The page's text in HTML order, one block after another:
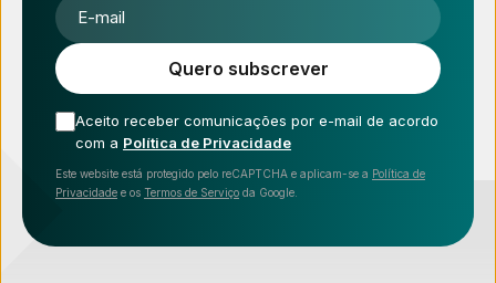
E-mail
Quero subscrever
Aceito receber comunicações por e-mail de acordo
com a Política de Privacidade
Este website está protegido pelo reCAPTCHA e aplicam-se a Política de
Privacidade e os Termos de Serviço da Google.